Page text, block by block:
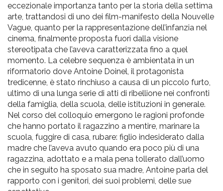
eccezionale importanza tanto per la storia della settima
arte, trattandosi di uno dei film-manifesto della Nouvelle
Vague, quanto per la rappresentazione dell’infanzia nel
cinema, finalmente proposta fuori dalla visione
stereotipata che l’aveva caratterizzata fino a quel
momento. La celebre sequenza è ambientata in un
riformatorio dove Antoine Doinel, il protagonista
tredicenne, è stato rinchiuso a causa di un piccolo furto,
ultimo di una lunga serie di atti di ribellione nei confronti
della famiglia, della scuola, delle istituzioni in generale.
Nel corso del colloquio emergono le ragioni profonde
che hanno portato il ragazzino a mentire, marinare la
scuola, fuggire di casa, rubare: figlio indesiderato dalla
madre che l’aveva avuto quando era poco più di una
ragazzina, adottato e a mala pena tollerato dall’uomo
che in seguito ha sposato sua madre, Antoine parla del
rapporto con i genitori, dei suoi problemi, delle sue